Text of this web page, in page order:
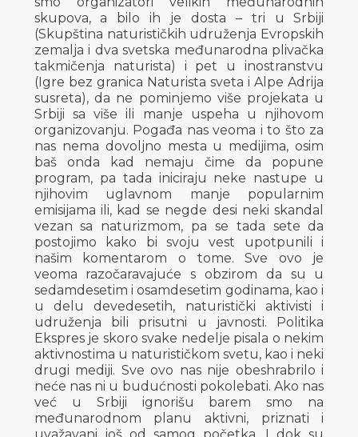
skupova, a bilo ih je dosta – tri u Srbiji
(Skupština naturističkih udruženja Evropskih
zemalja i dva svetska međunarodna plivačka
takmičenja naturista) i pet u inostranstvu
(Igre bez granica Naturista sveta i Alpe Adrija
susreta), da ne pominjemo više projekata u
Srbiji sa više ili manje uspeha u njihovom
organizovanju. Pogađa nas veoma i to što za
nas nema dovoljno mesta u medijima, osim
baš onda kad nemaju čime da popune
program, pa tada iniciraju neke nastupe u
njihovim uglavnom manje popularnim
emisijama ili, kad se negde desi neki skandal
vezan sa naturizmom, pa se tada sete da
postojimo kako bi svoju vest upotpunili i
našim komentarom o tome. Sve ovo je
veoma razočaravajuće s obzirom da su u
sedamdesetim i osamdesetim godinama, kao i
u delu devedesetih, naturistički aktivisti i
udruženja bili prisutni u javnosti. Politika
Ekspres je skoro svake nedelje pisala o nekim
aktivnostima u naturističkom svetu, kao i neki
drugi mediji. Sve ovo nas nije obeshrabrilo i
neće nas ni u budućnosti pokolebati. Ako nas
već u Srbiji ignorišu barem smo na
međunarodnom planu aktivni, priznati i